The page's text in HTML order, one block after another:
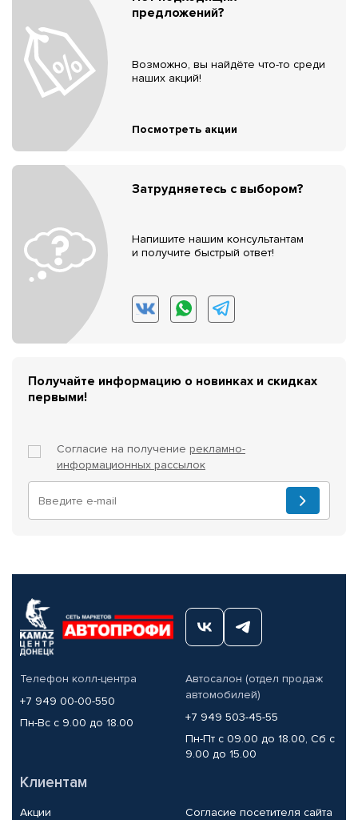
предложений?
Возможно, вы найдёте что-то среди
наших акций!
Посмотреть акции
Затрудняетесь с выбором?
Напишите нашим консультантам
и получите быстрый ответ!
Получайте информацию о новинках и скидках
первыми!
Согласие на получение рекламно-
информационных рассылок
Телефон колл-центра
+7 949 00-00-550
Пн-Вс с 9.00 до 18.00
Автосалон (отдел продаж
автомобилей)
+7 949 503-45-55
Пн-Пт с 09.00 до 18.00, Сб с
9.00 до 15.00
Клиентам
Акции Согласие посетителя сайта